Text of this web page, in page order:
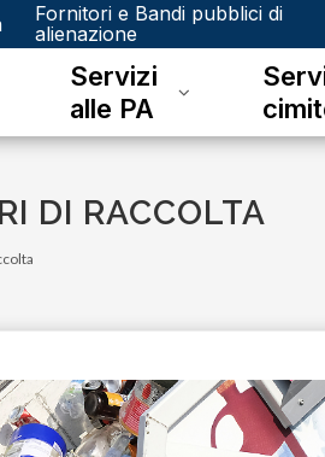
Fornitori e Bandi pubblici di
alienazione
Servizi
alle PA
DI RACCOLTA